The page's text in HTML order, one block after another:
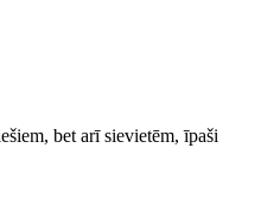
bet arī sievietēm, īpaši